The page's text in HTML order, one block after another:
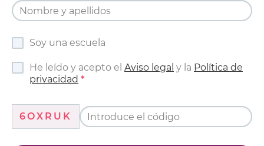
Soy una escuela
He leído y acepto el Aviso legal y la Política de
privacidad
6OXRUK